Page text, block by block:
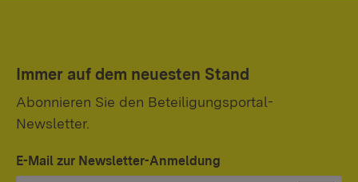
Immer auf dem neuesten Stand
Abonnieren Sie den Beteiligungsportal-
Newsletter.
E-Mail zur Newsletter-Anmeldung